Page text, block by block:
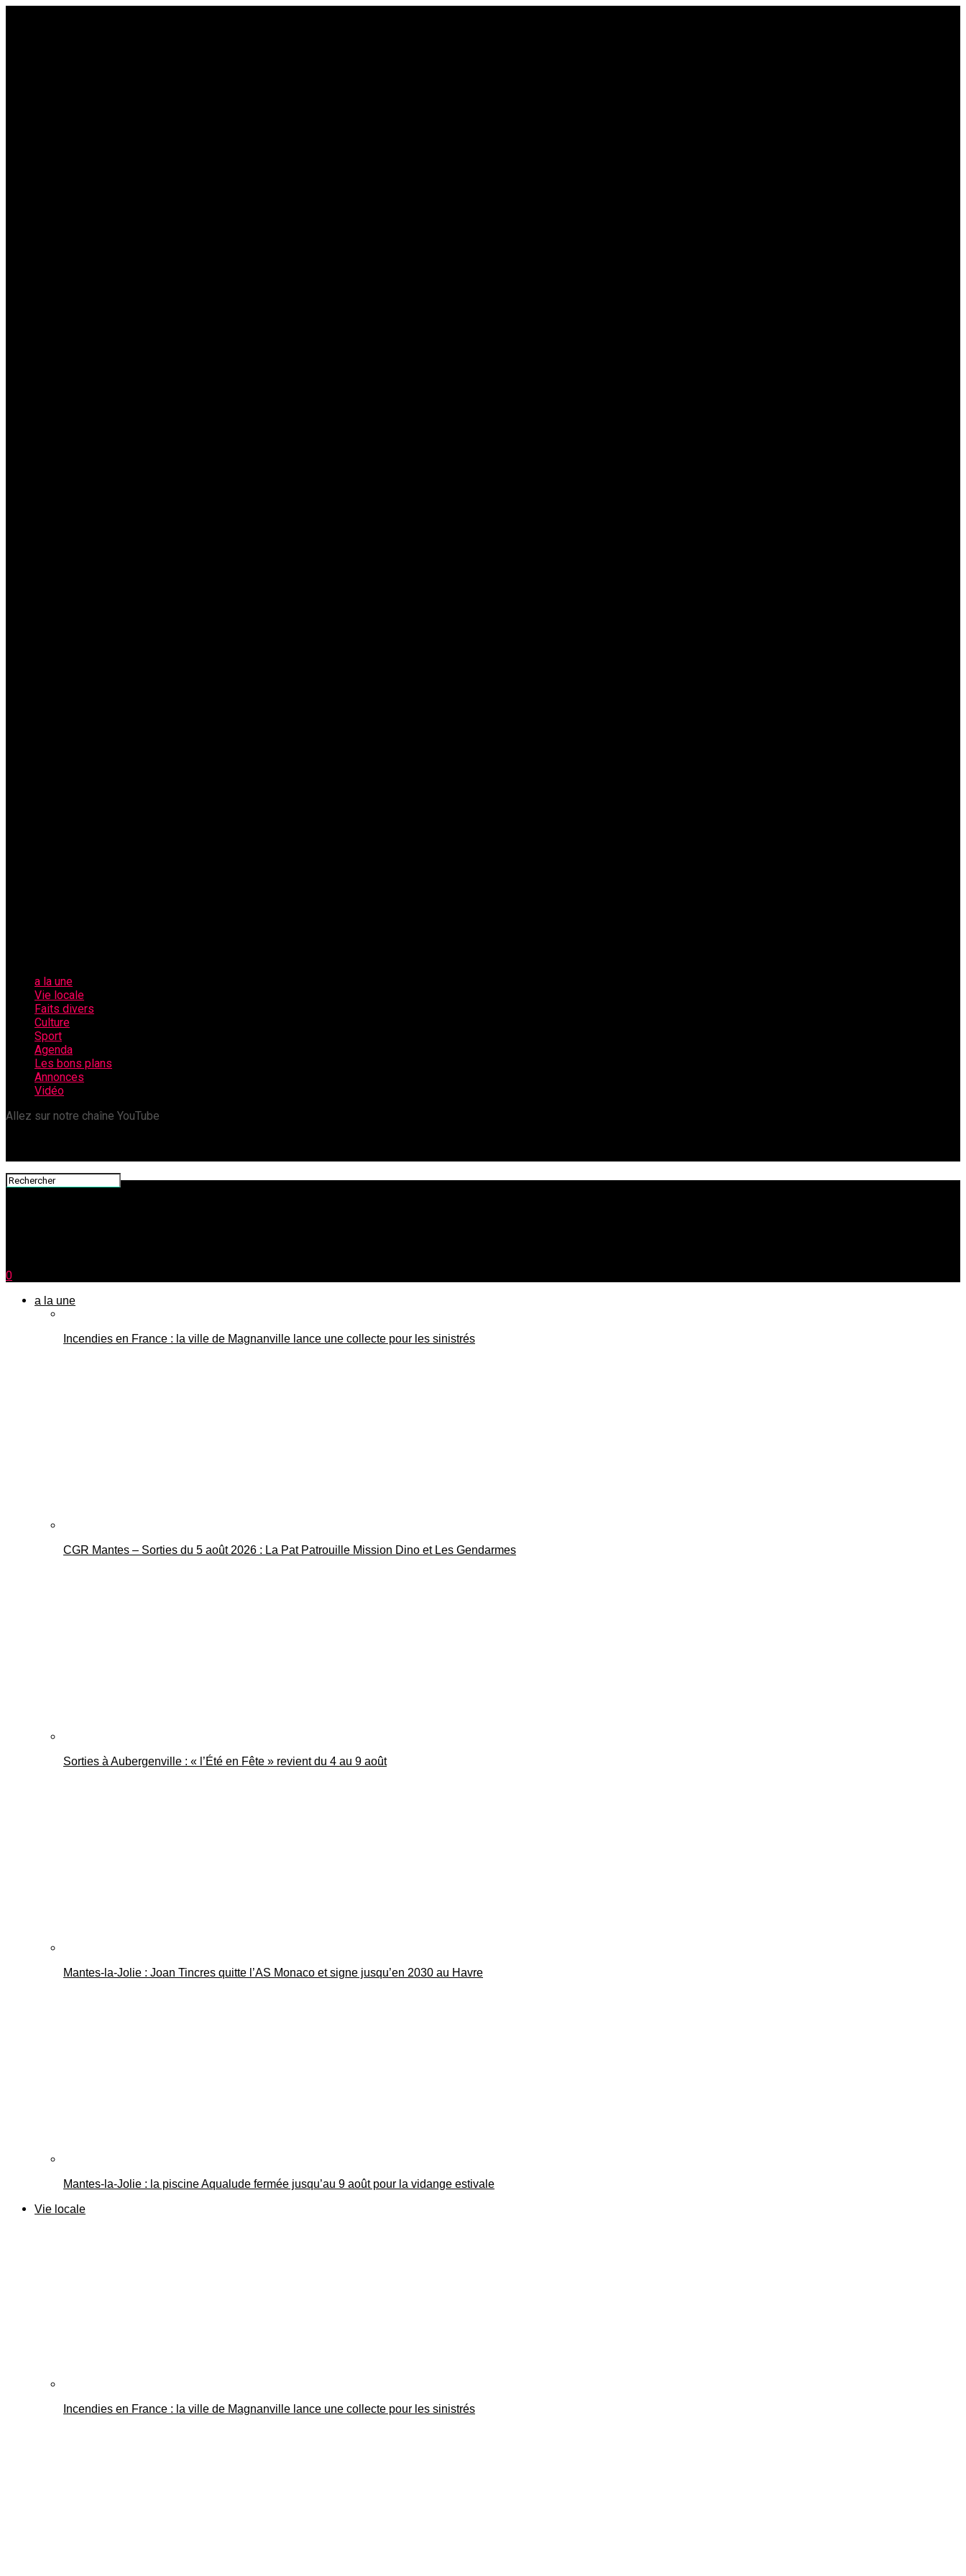
a la une
Vie locale
Faits divers
Culture
Sport
Agenda
Les bons plans
Annonces
Vidéo
Allez sur notre chaîne YouTube
0
a la une
Incendies en France : la ville de Magnanville lance une collecte pour les sinistrés
CGR Mantes – Sorties du 5 août 2026 : La Pat Patrouille Mission Dino et Les Gendarmes
Sorties à Aubergenville : « l’Été en Fête » revient du 4 au 9 août
Mantes-la-Jolie : Joan Tincres quitte l’AS Monaco et signe jusqu’en 2030 au Havre
Mantes-la-Jolie : la piscine Aqualude fermée jusqu’au 9 août pour la vidange estivale
Vie locale
Incendies en France : la ville de Magnanville lance une collecte pour les sinistrés